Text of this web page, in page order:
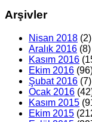
Arşivler
Nisan 2018 (2)
Aralık 2016 (8)
Kasım 2016
Ekim 2016
Şubat 2016 (7)
Ocak 2016
Kasım 2015
Ekim 2015